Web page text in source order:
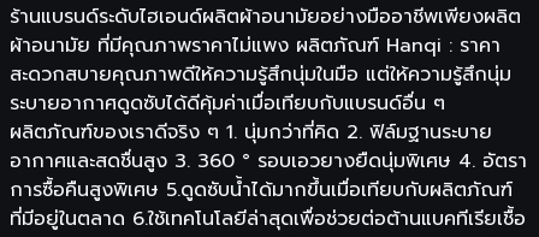
ร้านแบรนด์ระดับไฮเอนด์ผลิตผ้าอนามัยอย่างมืออาชีพเพียงผลิต
ผ้าอนามัย ที่มีคุณภาพราคาไม่แพง ผลิตภัณฑ์ Hanqi : ราคา
สะดวกสบายคุณภาพดีให้ความรู้สึกนุ่มในมือ แต่ให้ความรู้สึกนุ่ม
ระบายอากาศดูดซับได้ดีคุ้มค่าเมื่อเทียบกับแบรนด์อื่น ๆ
ผลิตภัณฑ์ของเราดีจริง ๆ 1. นุ่มกว่าที่คิด 2. ฟิล์มฐานระบาย
อากาศและสดชื่นสูง 3. 360 ° รอบเอวยางยืดนุ่มพิเศษ 4. อัตรา
การซื้อคืนสูงพิเศษ 5.ดูดซับน้ำได้มากขึ้นเมื่อเทียบกับผลิตภัณฑ์
ที่มีอยู่ในตลาด 6.ใช้เทคโนโลยีล่าสุดเพื่อช่วยต่อต้านแบคทีเรียเชื้อ